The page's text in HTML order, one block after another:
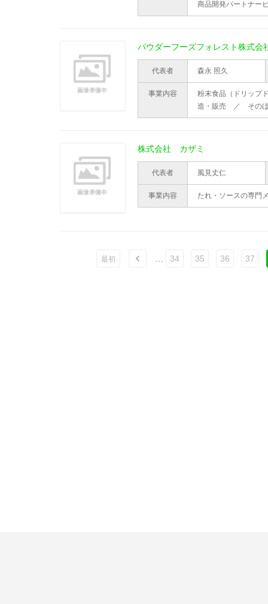
商品開発パートナー
パウダーフーズフォレスト株式会
代表者 森永 照久
事業内容
粉末食品（ドリップ
造・販売 ／ そのほ
株式会社 カザミ
代表者 風見丈仁
事業内容 たれ・ソースの専門
最初 ù 34 35 36 37